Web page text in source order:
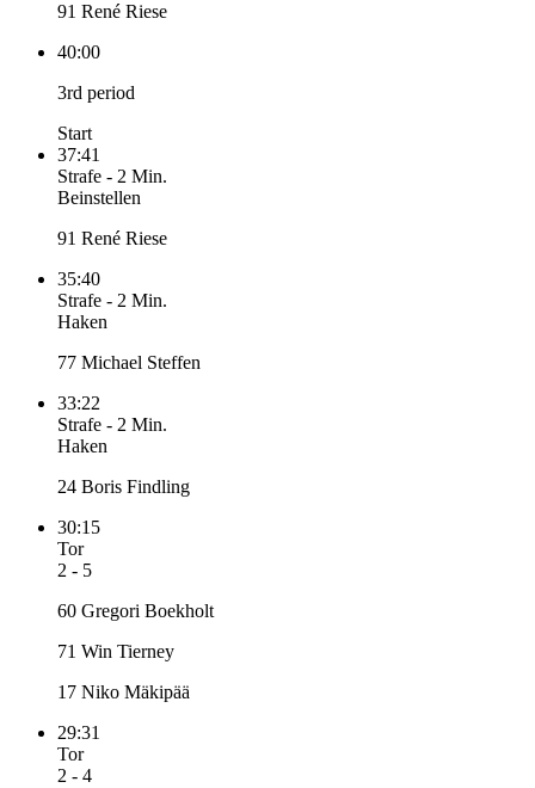
91 René Riese
40:00
3rd period
Start
37:41
Strafe - 2 Min.
Beinstellen
91 René Riese
35:40
Strafe - 2 Min.
Haken
77 Michael Steffen
33:22
Strafe - 2 Min.
Haken
24 Boris Findling
30:15
Tor
2 - 5
60 Gregori Boekholt
71 Win Tierney
17 Niko Mäkipää
29:31
Tor
2 - 4